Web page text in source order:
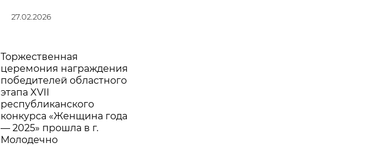
27.02.2026
Торжественная
церемония награждения
победителей областного
этапа XVII
республиканского
конкурса «Женщина года
— 2025» прошла в г.
Молодечно